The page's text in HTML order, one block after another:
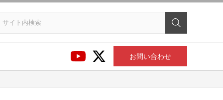
お問い合わせ